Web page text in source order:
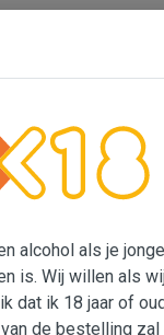
alcohol als je
is. Wij willen als
dat ik 18 jaar of
de bestelling